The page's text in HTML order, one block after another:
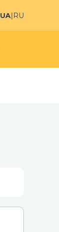
UA| RU